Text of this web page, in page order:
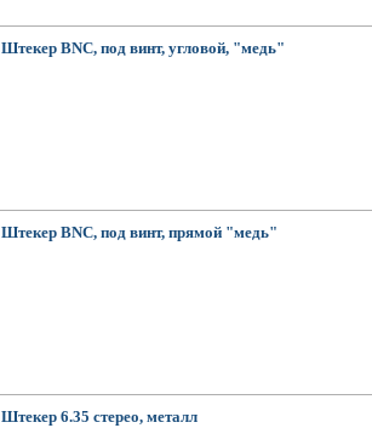
Штекер BNC, под винт, угловой, "медь"
Штекер BNC, под винт, прямой "медь"
Штекер 6.35 стерео, металл